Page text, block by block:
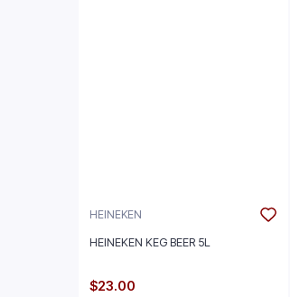
HEINEKEN
HEINEKEN KEG BEER 5L
$23.00